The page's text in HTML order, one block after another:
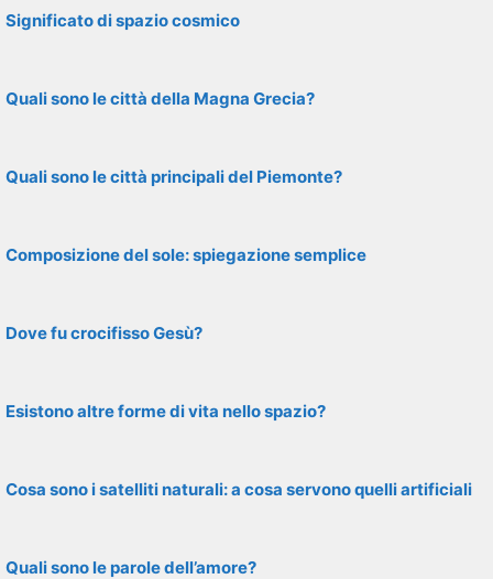
Significato di spazio cosmico
Quali sono le città della Magna Grecia?
Quali sono le città principali del Piemonte?
Composizione del sole: spiegazione semplice
Dove fu crocifisso Gesù?
Esistono altre forme di vita nello spazio?
Cosa sono i satelliti naturali: a cosa servono quelli artificiali
Quali sono le parole dell’amore?